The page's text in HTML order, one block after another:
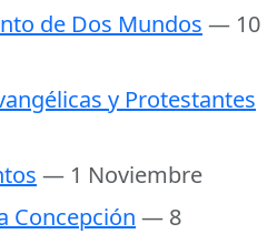
de Dos Mundos — 10
y Protestantes
— 1 Noviembre
Concepción — 8